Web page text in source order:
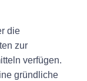
die
zur
verfügen.
gründliche